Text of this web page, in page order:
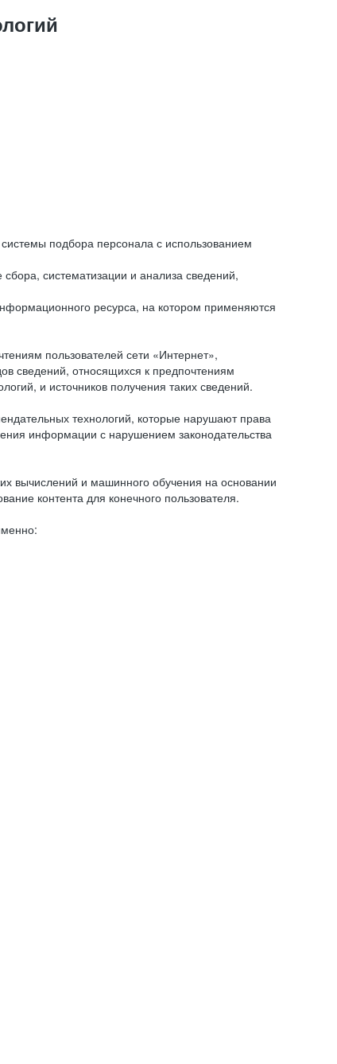
подбора персонала с использованием
систематизации и анализа сведений,
ресурса, на котором применяются
пользователей сети «Интернет»,
сведений, относящихся к предпочтениям
и источников получения таких сведений.
технологий, которые нарушают права
информации с нарушением законодательства
вычислений и машинного обучения на основании
контента для конечного пользователя.